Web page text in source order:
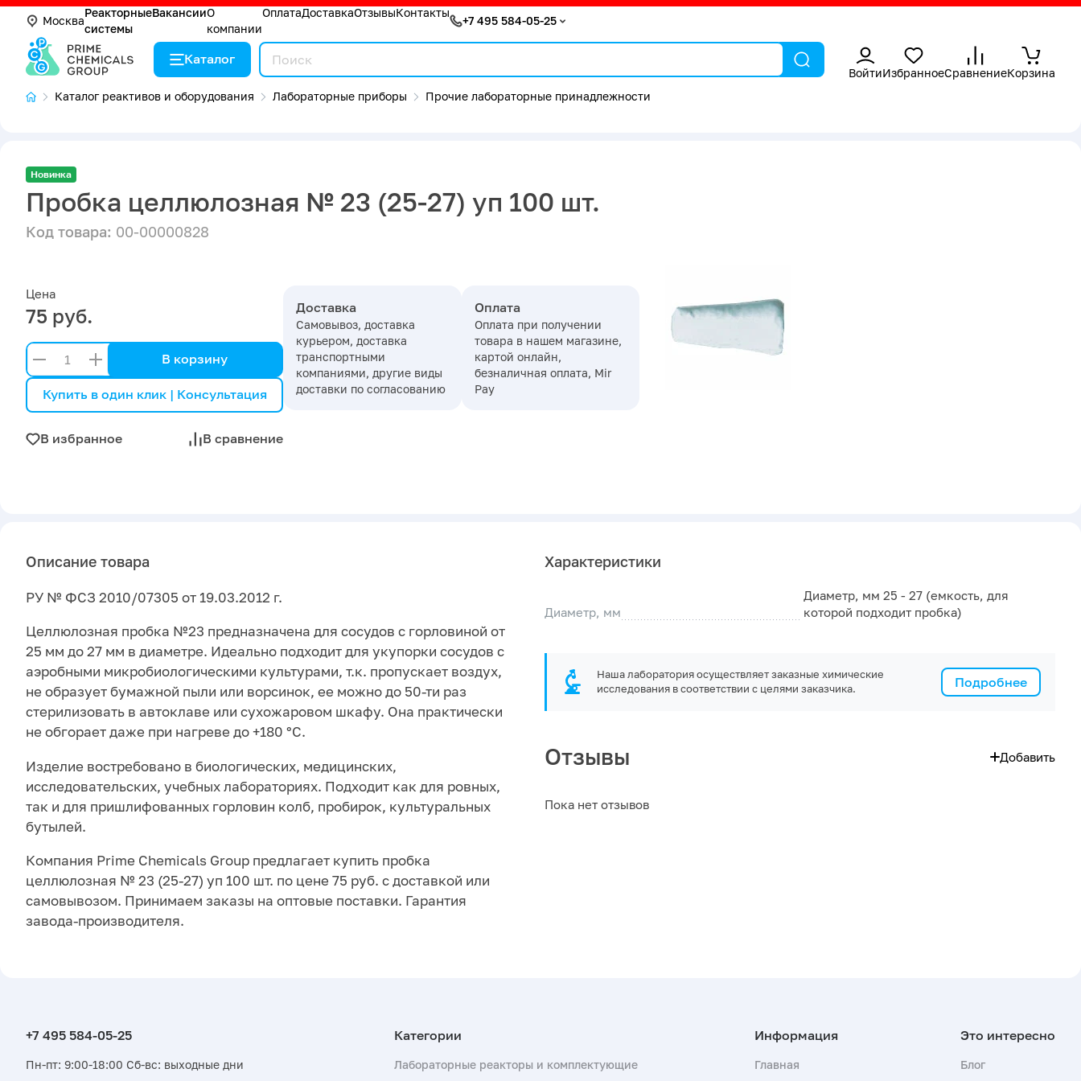
Москва
Реакторные
системы
ВакансииО
компании
ОплатаДоставкаОтзывыКонтакты
+7 495 584-05-25
Каталог
ВойтиИзбранноеСравнениеКорзина
Каталог реактивов и оборудования
Лабораторные приборы Прочие лабораторные принадлежности
Новинка
Пробка целлюлозная № 23 (25-27) уп 100 шт.
Код товара: 00-00000828
Цена
75 руб.
В корзину
Купить в один клик | Консультация
В избранное В сравнение
Доставка
Самовывоз, доставка
курьером, доставка
транспортными
компаниями, другие виды
доставки по согласованию
Оплата
Оплата при получении
товара в нашем магазине,
картой онлайн,
безналичная оплата, Mir
Pay
Описание товара
РУ № ФСЗ 2010/07305 от 19.03.2012 г.
Целлюлозная пробка №23 предназначена для сосудов с горловиной от
25 мм до 27 мм в диаметре. Идеально подходит для укупорки сосудов с
аэробными микробиологическими культурами, т.к. пропускает воздух,
не образует бумажной пыли или ворсинок, ее можно до 50-ти раз
стерилизовать в автоклаве или сухожаровом шкафу. Она практически
не обгорает даже при нагреве до +180 °С.
Изделие востребовано в биологических, медицинских,
исследовательских, учебных лабораториях. Подходит как для ровных,
так и для пришлифованных горловин колб, пробирок, культуральных
бутылей.
Компания Prime Chemicals Group предлагает купить пробка
целлюлозная № 23 (25-27) уп 100 шт. по цене 75 руб. с доставкой или
самовывозом. Принимаем заказы на оптовые поставки. Гарантия
завода-производителя.
Характеристики
Диаметр, мм
Диаметр, мм 25 - 27 (емкость, для
которой подходит пробка)
Подробнее
Наша лаборатория осуществляет заказные химические
исследования в соответствии с целями заказчика.
Отзывы Добавить
Пока нет отзывов
Пн-пт: 9:00-18:00 Сб-вс: выходные дни
Лабораторные реакторы и комплектующие
Главная
Блог